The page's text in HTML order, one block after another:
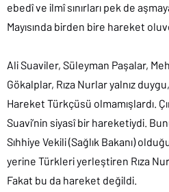
ebedî ve ilmî sınırları pek de
Mayısında birden bire hareket
Ali Suaviler, Süleyman Paşalar,
Gökalplar, Rıza Nurlar yalnız
Hareket Türkçüsü olmamışlardı.
Suavi’nin siyasî bir hareketiydi.
Sıhhiye Vekili (Sağlık Bakanı)
yerine Türkleri yerleştiren Rıza
Fakat bu da hareket değildi.